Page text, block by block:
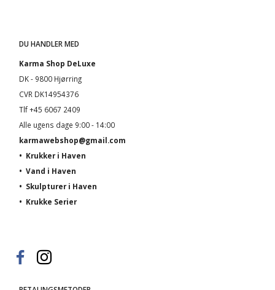
DU HANDLER MED
Karma Shop DeLuxe
DK - 9800 Hjørring
CVR DK14954376
Tlf +45 6067 2409
Alle ugens dage 9:00 - 14:00
karmawebshop@gmail.com
• Krukker i Haven
• Vand i Haven
• Skulpturer i Haven
• Krukke Serier